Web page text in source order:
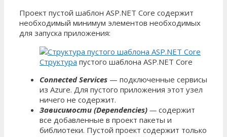
Проект пустой шаблон ASP.NET Core содержит
необходимый минимум элементов необходимых
для запуска приложения:
Структура пустого шаблона ASP.NET Core
Connected Services — подключенные сервисы
из Azure. Для пустого приложения этот узел
ничего не содержит.
Зависимости (Dependencies) — содержит
все добавленные в проект пакеты и
библиотеки. Пустой проект содержит только